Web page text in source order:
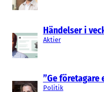
Händelser i
Aktier
”Ge företagare
Politik